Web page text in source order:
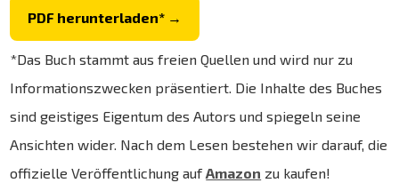
PDF herunterladen* →
*Das Buch stammt aus freien Quellen und wird nur zu
Informationszwecken präsentiert. Die Inhalte des Buches
sind geistiges Eigentum des Autors und spiegeln seine
Ansichten wider. Nach dem Lesen bestehen wir darauf, die
offizielle Veröffentlichung aufAmazon zu kaufen!